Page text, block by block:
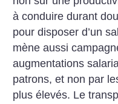
à conduire durant
pour disposer d’un
mène aussi
augmentations
patrons, et non par
plus élevés. Le